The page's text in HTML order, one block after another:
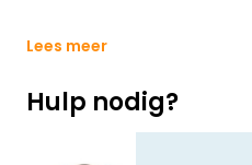
Lees meer
Hulp nodig?